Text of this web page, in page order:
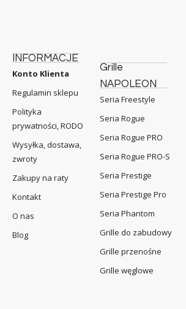
INFORMACJE
Konto Klienta
Regulamin sklepu
Polityka
prywatności, RODO
Wysyłka, dostawa,
zwroty
Zakupy na raty
Kontakt
O nas
Blog
Grille
NAPOLEON
Seria Freestyle
Seria Rogue
Seria Rogue PRO
Seria Rogue PRO-S
Seria Prestige
Seria Prestige Pro
Seria Phantom
Grille do zabudowy
Grille przenośne
Grille węglowe